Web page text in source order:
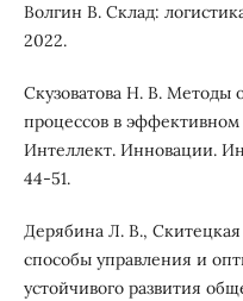
Волгин В. Склад:
2022.
Скузоватова Н. В. Методы
процессов в
Интеллект. Инновации.
44-51.
Дерябина Л. В., Скитецкая
способы управления и
устойчивого развития